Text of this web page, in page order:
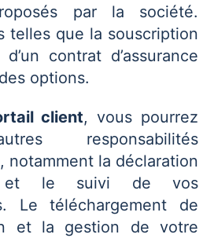
par la société.
telles que la souscription
contrat d’assurance
options.
client, vous pourrez
responsabilités
notamment la déclaration
et le suivi de vos
Le téléchargement de
et la gestion de votre